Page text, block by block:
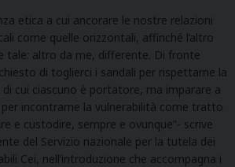
etica a cui ancorare le nostre relazioni
come quelle orizzontali, affinché l’altro
tale: altro da me, differente. Di fronte
chiesto di toglierci i sandali per rispettarne la
di cui ciascuno è portatore, ma imparare a
per incontrarne la vulnerabilità come tratto
e custodire, sempre e ovunque”- scrive
del Servizio nazionale per la tutela dei
Cei, nell’introduzione che accompagna i